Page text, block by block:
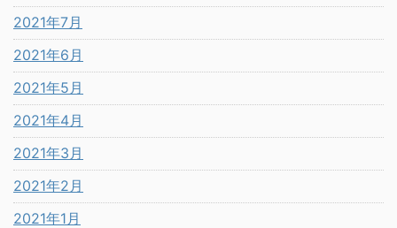
2021年7月
2021年6月
2021年5月
2021年4月
2021年3月
2021年2月
2021年1月